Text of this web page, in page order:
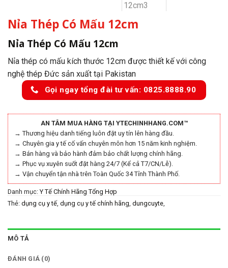
Nỉa Thép Có Mấu 12cm
Nỉa Thép Có Mấu 12cm
Nỉa thép có mấu kích thước 12cm được thiết kế với công
nghệ thép Đức sản xuất tại Pakistan
Gọi ngay tổng đài tư vấn: 0825.8888.90
AN TÂM MUA HÀNG TẠI YTECHINHHANG.COM™
→ Thương hiệu danh tiếng luôn đặt uy tín lên hàng đầu.
→ Chuyên gia y tế cố vấn chuyên môn hơn 15 năm kinh nghiệm.
→ Bán hàng và bảo hành đảm bảo chất lượng chính hãng.
→ Phục vụ xuyên suốt đặt hàng 24/7 (Kể cả T7/CN/Lễ).
→ Vận chuyển tận nhà trên Toàn Quốc 34 Tỉnh Thành Phố.
Danh mục: Y Tế Chính Hãng Tổng Hợp
Thẻ: dụng cụ y tế, dụng cụ y tế chính hãng dungcuyte
chính hãng
MÔ TẢ
ĐÁNH GIÁ (0)